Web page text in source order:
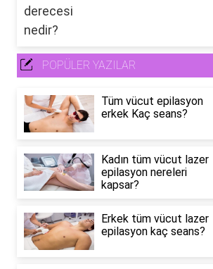
POPÜLER YAZILAR
Tüm vücut epilasyon
erkek Kaç seans?
Kadın tüm vücut lazer
epilasyon nereleri
kapsar?
Erkek tüm vücut lazer
epilasyon kaç seans?